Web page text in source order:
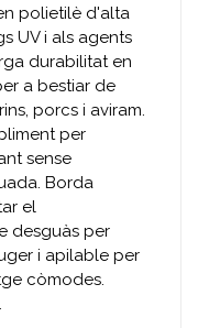
polietilè d'alta
UV i als agents
durabilitat en
a bestiar de
porcs i aviram.
per
sense
Borda
el
desguàs per
i apilable per
còmodes.